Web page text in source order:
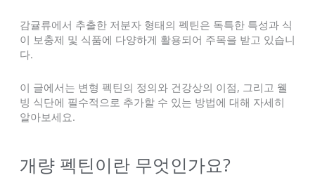
감귤류에서 추출한 저분자 형태의 펙틴은 독특한 특성과 식
이 보충제 및 식품에 다양하게 활용되어 주목을 받고 있습니
다.
이 글에서는 변형 펙틴의 정의와 건강상의 이점, 그리고 웰
빙 식단에 필수적으로 추가할 수 있는 방법에 대해 자세히
알아보세요.
개량 펙틴이란 무엇인가요?